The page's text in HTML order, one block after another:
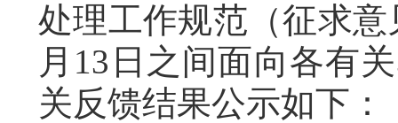
处理工作规范（征求意
月13日之间面向各有
关反馈结果公示如下：